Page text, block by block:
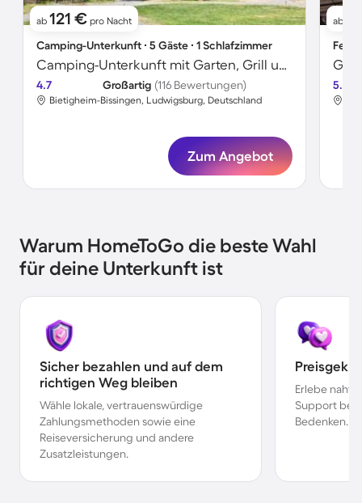
ab 121 € pro Nacht
Camping-Unterkunft ∙ 5 Gäste ∙ 1 Schlafzimmer
Camping-Unterkunft mit Garten, Grill und Terrasse
4.7 Großartig (116 Bewertungen)
Bietigheim-Bissingen, Ludwigsburg, Deutschland
Zum Angebot
ab
5.0
Warum HomeToGo die beste Wahl
für deine Unterkunft ist
Sicher bezahlen und auf dem
richtigen Weg bleiben
Wähle lokale, vertrauenswürdige
Zahlungsmethoden sowie eine
Reiseversicherung und andere
Zusatzleistungen.
Erlebe
Support bei
Bedenken.